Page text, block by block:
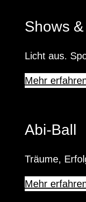
Shows
Licht aus.
Mehr
Abi-Ball
Träume,
Mehr